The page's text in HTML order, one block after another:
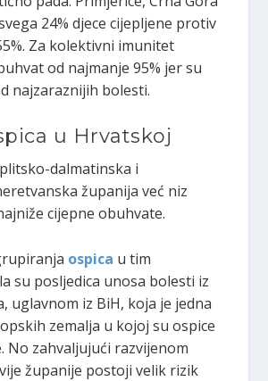
24% djece cijepljene protiv
Za kolektivni imunitet
od najmanje 95% jer su
najzaraznijih bolesti.
u Hrvatskoj
dalmatinska i
županija već niz
cijepne obuhvate.
ospica u tim
su posljedica unosa bolesti iz
uglavnom iz BiH, koja je jedna
zemalja u kojoj su ospice
No zahvaljujući razvijenom
županije postoji velik rizik